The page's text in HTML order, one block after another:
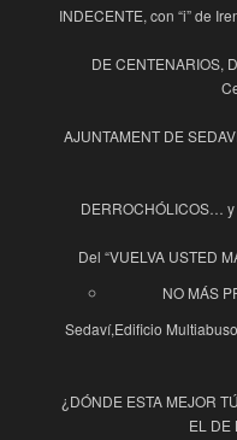
INDECENTE, con “i” de
DE CENTENARIOS,
AJUNTAMENT DE
DERROCHÓLICOS…
Del “VUELVA USTED
NO MÁS
Sedaví,Edificio
¿DÓNDE ESTA MEJOR
EL DE